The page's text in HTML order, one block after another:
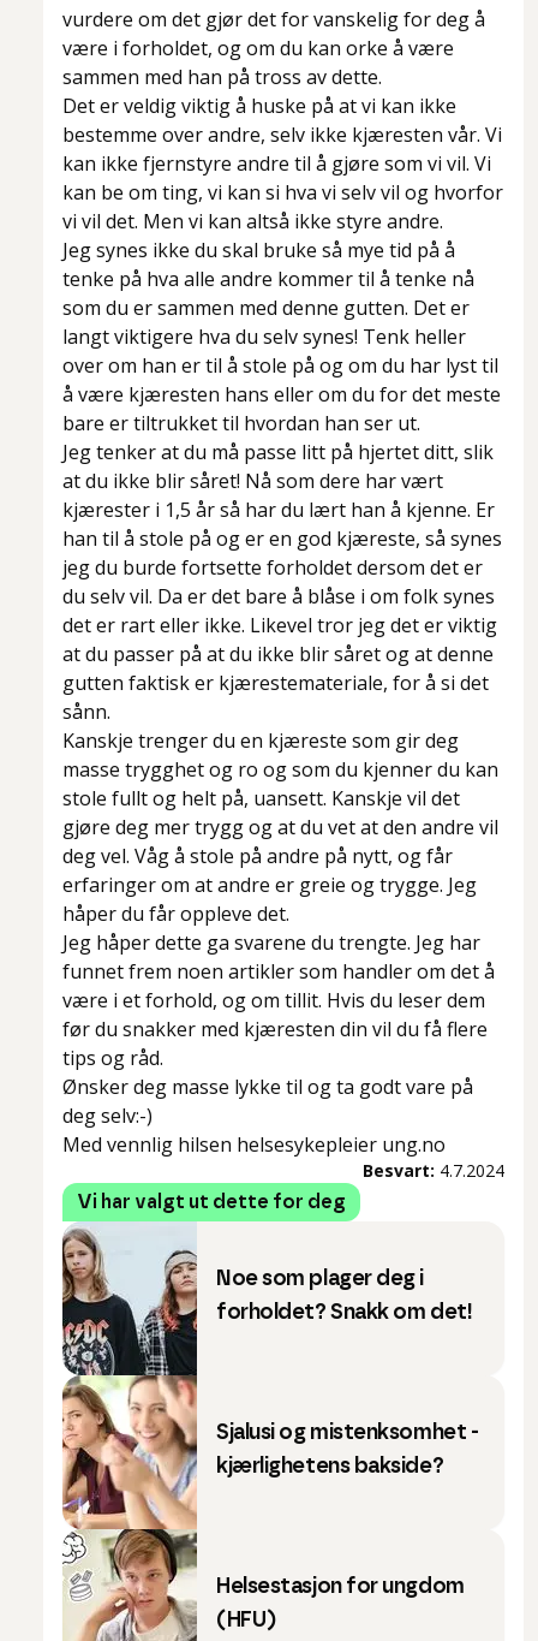
vurdere om det gjør det for vanskelig for deg å
være i forholdet, og om du kan orke å være
sammen med han på tross av dette.
Det er veldig viktig å huske på at vi kan ikke
bestemme over andre, selv ikke kjæresten vår. Vi
kan ikke fjernstyre andre til å gjøre som vi vil. Vi
kan be om ting, vi kan si hva vi selv vil og hvorfor
vi vil det. Men vi kan altså ikke styre andre.
Jeg synes ikke du skal bruke så mye tid på å
tenke på hva alle andre kommer til å tenke nå
som du er sammen med denne gutten. Det er
langt viktigere hva du selv synes! Tenk heller
over om han er til å stole på og om du har lyst til
å være kjæresten hans eller om du for det meste
bare er tiltrukket til hvordan han ser ut.
Jeg tenker at du må passe litt på hjertet ditt, slik
at du ikke blir såret! Nå som dere har vært
kjærester i 1,5 år så har du lært han å kjenne. Er
han til å stole på og er en god kjæreste, så synes
jeg du burde fortsette forholdet dersom det er
du selv vil. Da er det bare å blåse i om folk synes
det er rart eller ikke. Likevel tror jeg det er viktig
at du passer på at du ikke blir såret og at denne
gutten faktisk er kjærestemateriale, for å si det
sånn.
Kanskje trenger du en kjæreste som gir deg
masse trygghet og ro og som du kjenner du kan
stole fullt og helt på, uansett. Kanskje vil det
gjøre deg mer trygg og at du vet at den andre vil
deg vel. Våg å stole på andre på nytt, og får
erfaringer om at andre er greie og trygge. Jeg
håper du får oppleve det.
Jeg håper dette ga svarene du trengte. Jeg har
funnet frem noen artikler som handler om det å
være i et forhold, og om tillit. Hvis du leser dem
før du snakker med kjæresten din vil du få flere
tips og råd.
Ønsker deg masse lykke til og ta godt vare på
deg selv:-)
Med vennlig hilsen helsesykepleier ung.no
Besvart: 4.7.2024
Vi har valgt ut dette for deg
Noe som plager deg i
forholdet? Snakk om det!
Sjalusi og mistenksomhet -
kjærlighetens bakside?
Helsestasjon for ungdom
(HFU)